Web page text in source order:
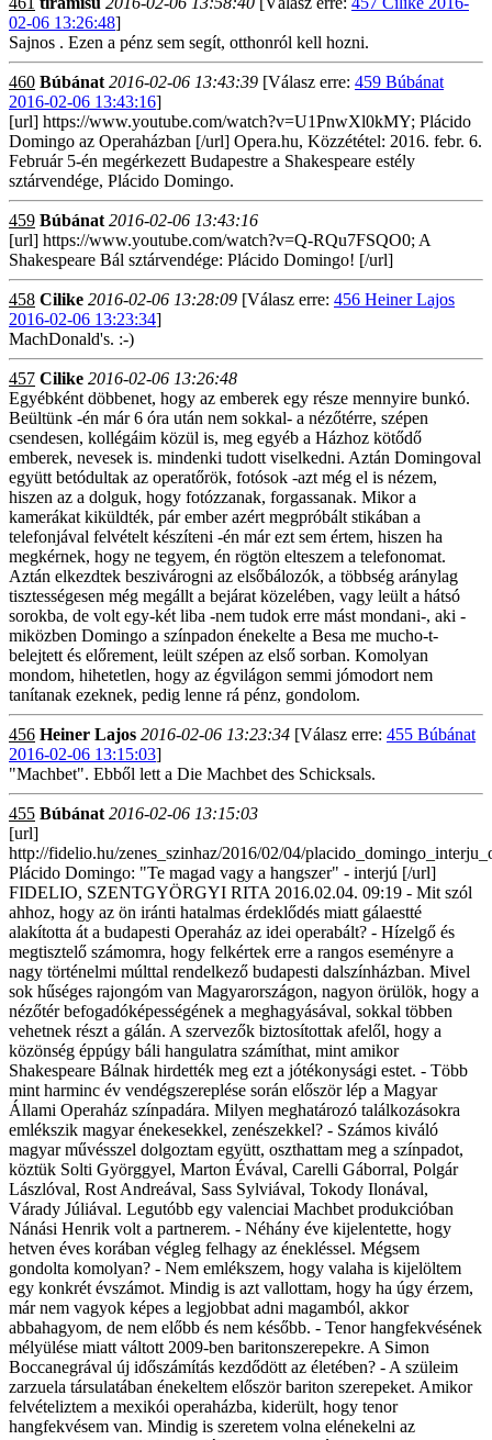
02-06 13:26:48]
Sajnos . Ezen a pénz sem segít, otthonról kell hozni.
460 Búbánat 2016-02-06 13:43:39 [Válasz erre: 459 Búbánat
2016-02-06 13:43:16]
[url] https://www.youtube.com/watch?v=U1PnwXl0kMY; Plácido
Domingo az Operaházban [/url] Opera.hu, Közzététel: 2016. febr. 6.
Február 5-én megérkezett Budapestre a Shakespeare estély
sztárvendége, Plácido Domingo.
459 Búbánat 2016-02-06 13:43:16
[url] https://www.youtube.com/watch?v=Q-RQu7FSQO0; A
Shakespeare Bál sztárvendége: Plácido Domingo! [/url]
458 Cilike 2016-02-06 13:28:09 [Válasz erre: 456 Heiner Lajos
2016-02-06 13:23:34]
MachDonald's. :-)
457 Cilike 2016-02-06 13:26:48
Egyébként döbbenet, hogy az emberek egy része mennyire bunkó.
Beültünk -én már 6 óra után nem sokkal- a nézőtérre, szépen
csendesen, kollégáim közül is, meg egyéb a Házhoz kötődő
emberek, nevesek is. mindenki tudott viselkedni. Aztán Domingoval
együtt betódultak az operatőrök, fotósok -azt még el is nézem,
hiszen az a dolguk, hogy fotózzanak, forgassanak. Mikor a
kamerákat kiküldték, pár ember azért megpróbált stikában a
telefonjával felvételt készíteni -én már ezt sem értem, hiszen ha
megkérnek, hogy ne tegyem, én rögtön elteszem a telefonomat.
Aztán elkezdtek beszivárogni az elsőbálozók, a többség aránylag
tisztességesen még megállt a bejárat közelében, vagy leült a hátsó
sorokba, de volt egy-két liba -nem tudok erre mást mondani-, aki -
miközben Domingo a színpadon énekelte a Besa me mucho-t-
belejtett és előrement, leült szépen az első sorban. Komolyan
mondom, hihetetlen, hogy az égvilágon semmi jómodort nem
tanítanak ezeknek, pedig lenne rá pénz, gondolom.
456 Heiner Lajos 2016-02-06 13:23:34 [Válasz erre: 455 Búbánat
2016-02-06 13:15:03]
"Machbet". Ebből lett a Die Machbet des Schicksals.
455 Búbánat 2016-02-06 13:15:03
[url]
http://fidelio.hu/zenes_szinhaz/2016/02/04/
Plácido Domingo: "Te magad vagy a hangszer" - interjú [/url]
FIDELIO, SZENTGYÖRGYI RITA 2016.02.04. 09:19 - Mit szól
ahhoz, hogy az ön iránti hatalmas érdeklődés miatt gálaestté
alakította át a budapesti Operaház az idei operabált? - Hízelgő és
megtisztelő számomra, hogy felkértek erre a rangos eseményre a
nagy történelmi múlttal rendelkező budapesti dalszínházban. Mivel
sok hűséges rajongóm van Magyarországon, nagyon örülök, hogy a
nézőtér befogadóképességének a meghagyásával, sokkal többen
vehetnek részt a gálán. A szervezők biztosítottak afelől, hogy a
közönség éppúgy báli hangulatra számíthat, mint amikor
Shakespeare Bálnak hirdették meg ezt a jótékonysági estet. - Több
mint harminc év vendégszereplése során először lép a Magyar
Állami Operaház színpadára. Milyen meghatározó találkozásokra
emlékszik magyar énekesekkel, zenészekkel? - Számos kiváló
magyar művésszel dolgoztam együtt, oszthattam meg a színpadot,
köztük Solti Györggyel, Marton Évával, Carelli Gáborral, Polgár
Lászlóval, Rost Andreával, Sass Sylviával, Tokody Ilonával,
Várady Júliával. Legutóbb egy valenciai Machbet produkcióban
Nánási Henrik volt a partnerem. - Néhány éve kijelentette, hogy
hetven éves korában végleg felhagy az énekléssel. Mégsem
gondolta komolyan? - Nem emlékszem, hogy valaha is kijelöltem
egy konkrét évszámot. Mindig is azt vallottam, hogy ha úgy érzem,
már nem vagyok képes a legjobbat adni magamból, akkor
abbahagyom, de nem előbb és nem később. - Tenor hangfekvésének
mélyülése miatt váltott 2009-ben baritonszerepekre. A Simon
Boccanegrával új időszámítás kezdődött az életében? - A szüleim
zarzuela társulatában énekeltem először bariton szerepeket. Amikor
felvételiztem a mexikói operaházba, kiderült, hogy tenor
hangfekvésem van. Mindig is szeretem volna elénekelni az